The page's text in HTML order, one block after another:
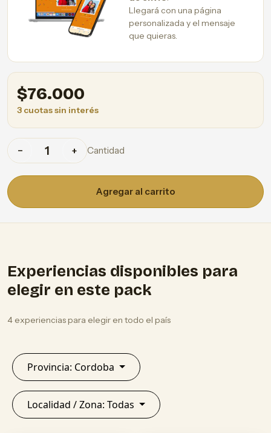
Llegará con una página
personalizada y el mensaje
que quieras.
$76.000
3 cuotas sin interés
− + Cantidad
Agregar al carrito
Experiencias disponibles para
elegir en este pack
4 experiencias para elegir en todo el país
Provincia: Cordoba
Localidad / Zona: Todas